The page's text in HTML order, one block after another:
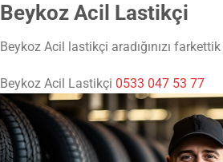
Beykoz Acil Lastikçi
Beykoz Acil lastikçi aradığınızı
Beykoz Acil Lastikçi 0533 047 53 77